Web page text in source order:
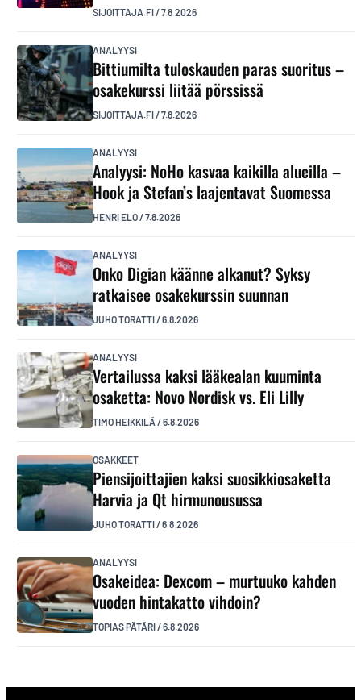
SIJOITTAJA.FI/7.8.2026
ANALYYSI
Bittiumilta tuloskauden paras suoritus –
osakekurssi liitää pörssissä
SIJOITTAJA.FI/7.8.2026
ANALYYSI
Analyysi: NoHo kasvaa kaikilla alueilla –
Hook ja Stefan’s laajentavat Suomessa
HENRI ELO/7.8.2026
ANALYYSI
Onko Digian käänne alkanut? Syksy
ratkaisee osakekurssin suunnan
JUHO TORATTI/6.8.2026
ANALYYSI
Vertailussa kaksi lääkealan kuuminta
osaketta: Novo Nordisk vs. Eli Lilly
TIMO HEIKKILÄ /6.8.2026
OSAKKEET
Piensijoittajien kaksi suosikkiosaketta
Harvia ja Qt hirmunousussa
JUHO TORATTI/6.8.2026
ANALYYSI
Osakeidea: Dexcom – murtuuko kahden
vuoden hintakatto vihdoin?
TOPIAS PÄTÄRI/6.8.2026